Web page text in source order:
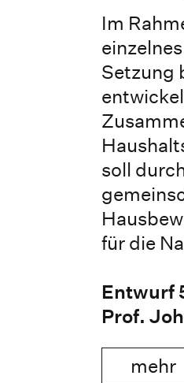
Im
Setzung
soll
für die
Entwurf
Prof.
mehr